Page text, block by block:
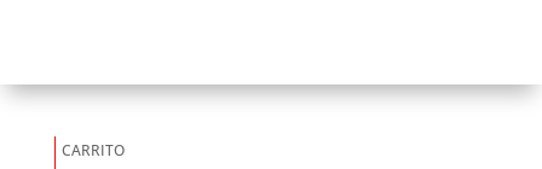
CARRITO